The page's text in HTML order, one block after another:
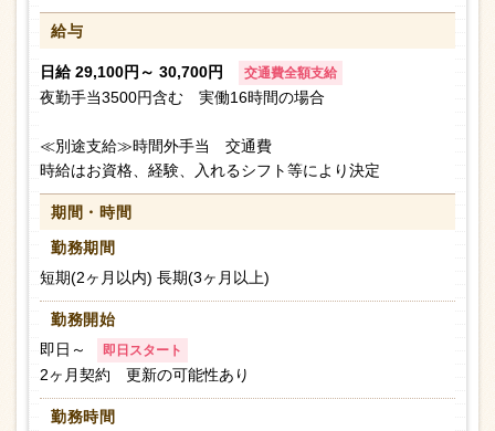
給与
日給 29,100円～ 30,700円 交通費全額支給
夜勤手当3500円含む 実働16時間の場合
≪別途支給≫時間外手当 交通費
時給はお資格、経験、入れるシフト等により決定
期間・時間
勤務期間
短期(2ヶ月以内) 長期(3ヶ月以上)
勤務開始
即日～
即日スタート
2ヶ月契約 更新の可能性あり
勤務時間